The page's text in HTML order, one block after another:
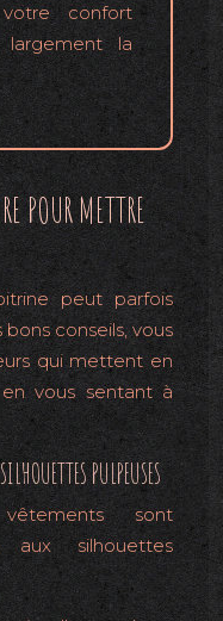
confort
la
POUR METTRE
peut parfois
conseils, vous
qui mettent en
vous sentant à
PULPEUSES
sont
aux silhouettes